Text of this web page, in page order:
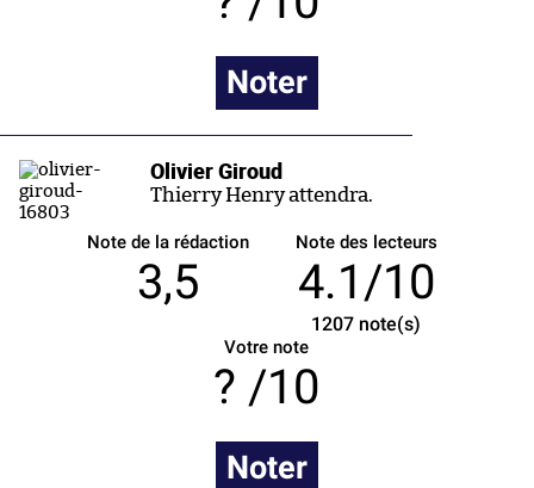
Noter
Olivier Giroud
Thierry Henry attendra.
Note de la rédaction
3,5
Note des lecteurs
4.1/10
1207 note(s)
Votre note
/10
Noter